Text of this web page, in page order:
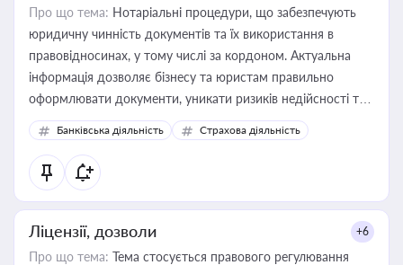
Про що тема: Нотаріальні процедури, що забезпечують
юридичну чинність документів та їх використання в
правовідносинах, у тому числі за кордоном. Актуальна
інформація дозволяє бізнесу та юристам правильно
оформлювати документи, уникати ризиків недійсності та
забезпечувати їх належне прийняття органами влади та
контрагентами
Банківська діяльність Страхова діяльність
Ліцензії, дозволи +6
Про що тема: Тема стосується правового регулювання